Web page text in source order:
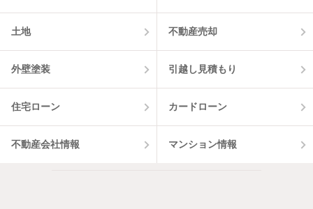
土地 不動産売却
外壁塗装 引越し見積もり
住宅ローン カードローン
不動産会社情報 マンション情報